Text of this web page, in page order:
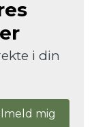
i din
mig